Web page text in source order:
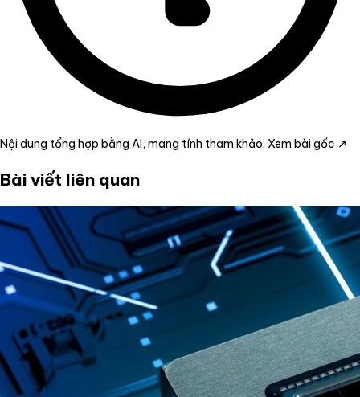
Nội dung tổng hợp bằng AI, mang tính tham khảo. Xem bài gốc ↗
Bài viết liên quan